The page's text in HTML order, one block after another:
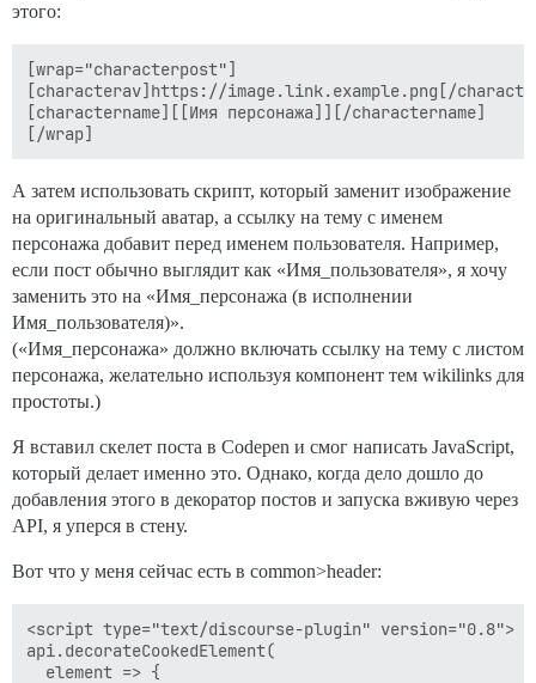
этого:
[wrap="characterpost"]
[characterav]https://image.link.example.png[/
[charactername][[Имя персонажа]][/charactername]
А затем использовать скрипт, который заменит изображение
на оригинальный аватар, а ссылку на тему с именем
персонажа добавит перед именем пользователя. Например,
если пост обычно выглядит как «Имя_пользователя», я хочу
заменить это на «Имя_персонажа (в исполнении
Имя_пользователя)».
(«Имя_персонажа» должно включать ссылку на тему с листом
персонажа, желательно используя компонент тем wikilinks для
простоты.)
Я вставил скелет поста в Codepen и смог написать JavaScript,
который делает именно это. Однако, когда дело дошло до
добавления этого в декоратор постов и запуска вживую через
API, я уперся в стену.
Вот что у меня сейчас есть в common>header:
<script type="text/discourse-plugin" version="0.8">
api.decorateCookedElement(
  element => {